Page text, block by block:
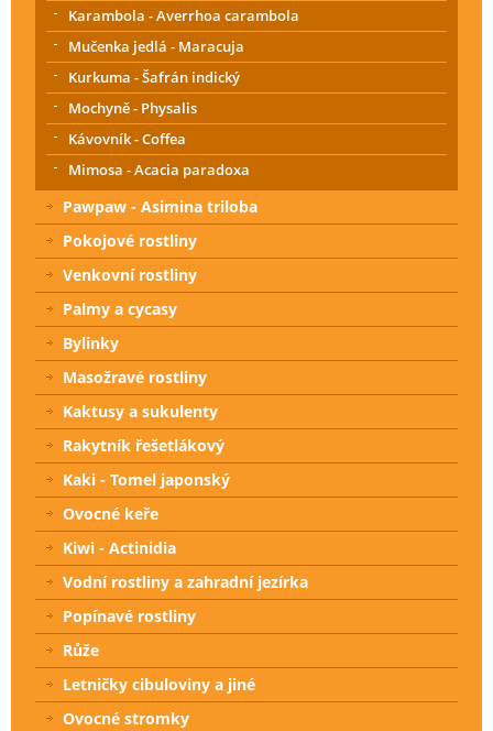
Karambola - Averrhoa carambola
Mučenka jedlá - Maracuja
Kurkuma - Šafrán indický
Mochyně - Physalis
Kávovník - Coffea
Mimosa - Acacia paradoxa
Pawpaw - Asimina triloba
Pokojové rostliny
Venkovní rostliny
Palmy a cycasy
Bylinky
Masožravé rostliny
Kaktusy a sukulenty
Rakytník řešetlákový
Kaki - Tomel japonský
Ovocné keře
Kiwi - Actinidia
Vodní rostliny a zahradní jezírka
Popínavé rostliny
Růže
Letničky cibuloviny a jiné
Ovocné stromky